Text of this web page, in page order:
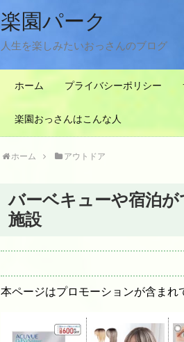
楽園パーク
人生を楽しみたいおっさんのブログ
ホーム プライバシーポリシー
楽園おっさんはこんな人
ホーム アウトドア
バーベキューや宿泊
施設
本ページはプロモーションが含まれ